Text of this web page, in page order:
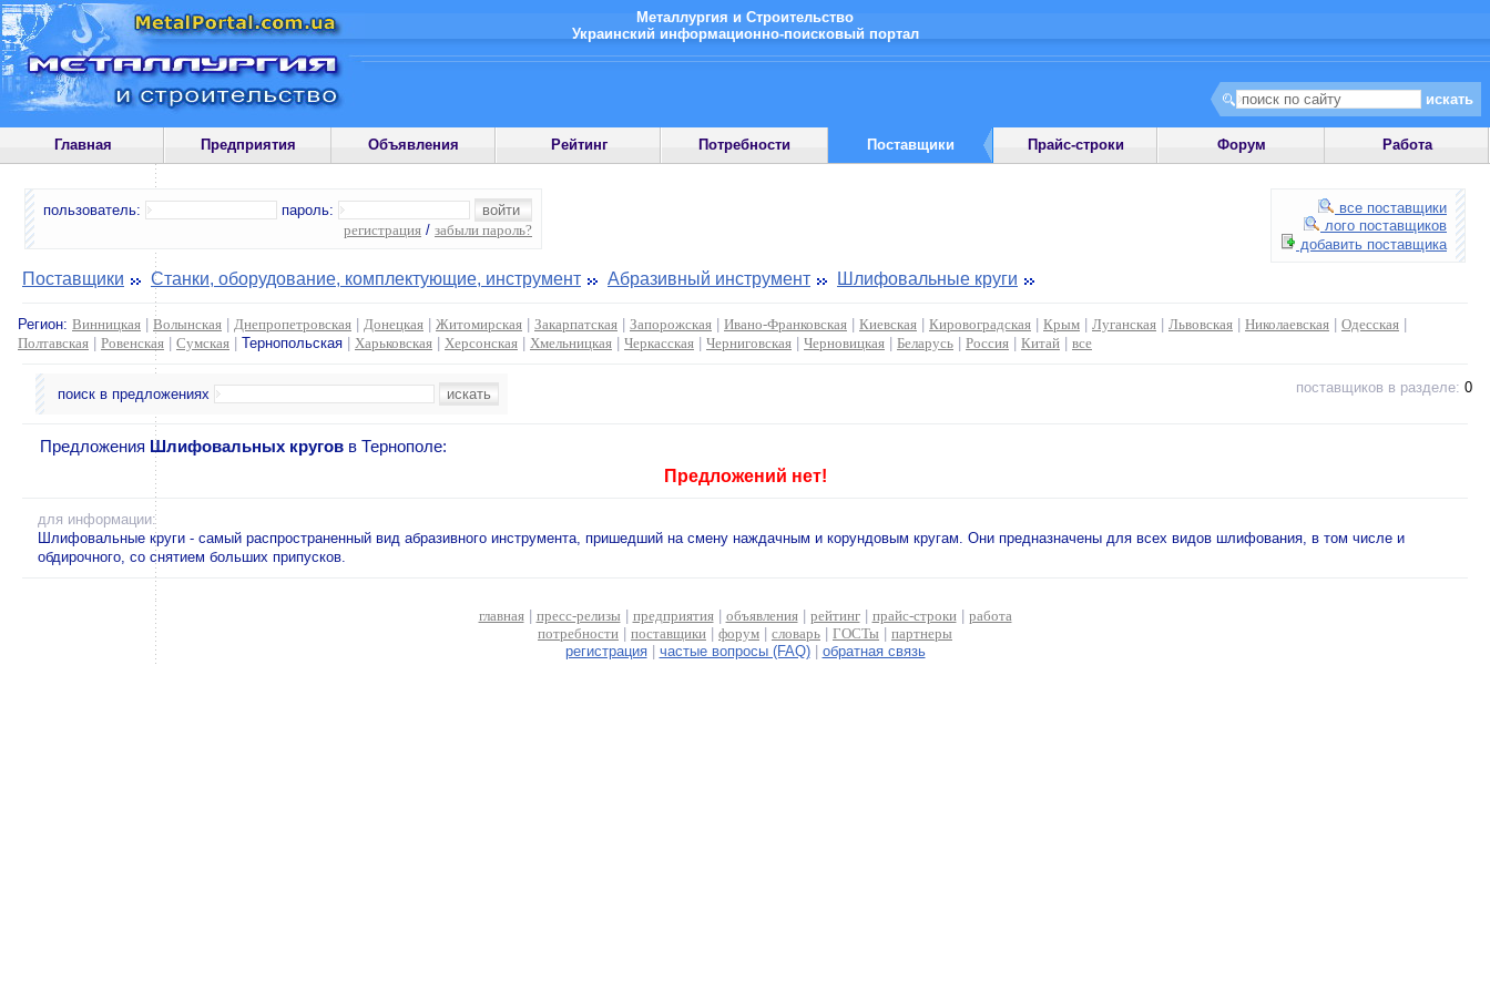
Металлургия и Строительство
Украинский информационно-поисковый портал
Главная Предприятия Объявления Рейтинг Потребности Поставщики Прайс-строки Форум Работа
пользователь:
пароль:
регистрация / забыли пароль?
все поставщики
лого поставщиков
добавить поставщика
Поставщики Станки, оборудование, комплектующие, инструмент Абразивный инструмент Шлифовальные круги
Регион: Винницкая Волынская Днепропетровская Донецкая Житомирская Закарпатская Запорожская Ивано-Франковская Киевская Кировоградская Крым Луганская Львовская Николаевская Одесская
Полтавская
Ровенская Сумская Тернопольская Харьковская Херсонская Хмельницкая Черкасская Черниговская Черновицкая Беларусь Россия Китай все
поиск в предложениях поставщиков в разделе: 0
Предложения Шлифовальных кругов в Тернополе:
Предложений нет!
для информации:
Шлифовальные круги - самый распространенный вид абразивного инструмента, пришедший на смену наждачным и корундовым кругам. Они предназначены для всех видов шлифования, в том числе и
обдирочного, со снятием больших припусков.
главная| пресс-релизы предприятия| объявления| рейтинг| прайс-строки| работа
потребности
поставщики форум словарь ГОСТы
партнеры
регистрация| частые вопросы (FAQ)| обратная связь